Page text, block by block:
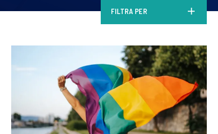
FILTRA PER